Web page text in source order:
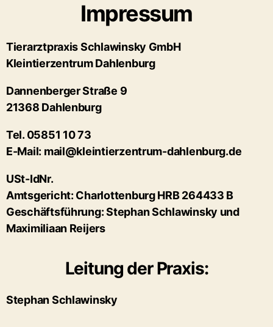
Impressum
Tierarztpraxis Schlawinsky GmbH
Kleintierzentrum Dahlenburg
Dannenberger Straße 9
21368 Dahlenburg
Tel. 05851 10 73
E-Mail: mail@kleintierzentrum-dahlenburg.de
USt-IdNr.
Amtsgericht: Charlottenburg HRB 264433 B
Geschäftsführung: Stephan Schlawinsky und
Maximiliaan Reijers
Leitung der Praxis:
Stephan Schlawinsky